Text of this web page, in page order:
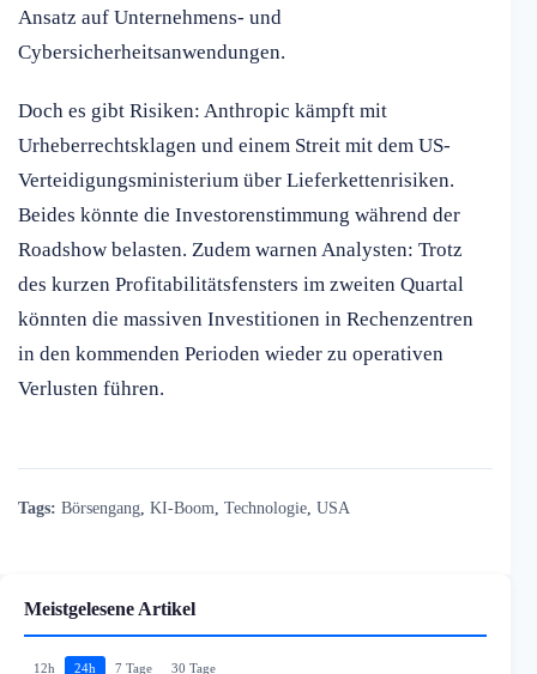
Ansatz auf Unternehmens- und
Cybersicherheitsanwendungen.
Doch es gibt Risiken: Anthropic kämpft mit
Urheberrechtsklagen und einem Streit mit dem US-
Verteidigungsministerium über Lieferkettenrisiken.
Beides könnte die Investorenstimmung während der
Roadshow belasten. Zudem warnen Analysten: Trotz
des kurzen Profitabilitätsfensters im zweiten Quartal
könnten die massiven Investitionen in Rechenzentren
in den kommenden Perioden wieder zu operativen
Verlusten führen.
Tags: Börsengang KI-Boom Technologie USA
Meistgelesene Artikel
12h 24h 7 Tage 30 Tage